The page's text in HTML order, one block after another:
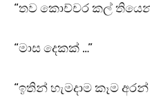
“තව කොච්චර කල්
“මාස දෙකක් …”
“ඉතින් හැමදාම කෑම